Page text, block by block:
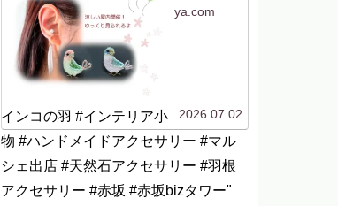
ya.com
2026.07.02
インコの羽 #インテリア小
物 #ハンドメイドアクセサリー #マル
シェ出店 #天然石アクセサリー #羽根
アクセサリー #赤坂 #赤坂bizタワー"